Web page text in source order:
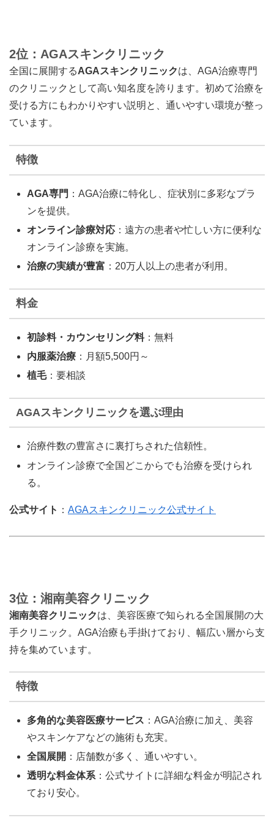
2位：AGAスキンクリニック
全国に展開するAGAスキンクリニックは、AGA治療専門
のクリニックとして高い知名度を誇ります。初めて治療を
受ける方にもわかりやすい説明と、通いやすい環境が整っ
ています。
特徴
AGA専門 ：AGA治療に特化し、症状別に多彩なプラ
ンを提供。
オンライン診療対応 ：遠方の患者や忙しい方に便利な
オンライン診療を実施。
治療の実績が豊富 ：20万人以上の患者が利用。
料金
初診料・カウンセリング料：無料
内服薬治療 ：月額5,500円～
植毛：要相談
AGAスキンクリニックを選ぶ理由
治療件数の豊富さに裏打ちされた信頼性。
オンライン診療で全国どこからでも治療を受けられ
る。
公式サイト ： AGAスキンクリニック公式サイト
3位：湘南美容クリニック
湘南美容クリニックは、美容医療で知られる全国展開の大
手クリニック。AGA治療も手掛けており、幅広い層から支
持を集めています。
特徴
多角的な美容医療サービス ：AGA治療に加え、美容
やスキンケアなどの施術も充実。
全国展開 ：店舗数が多く、通いやすい。
透明な料金体系 ：公式サイトに詳細な料金が明記され
ており安心。